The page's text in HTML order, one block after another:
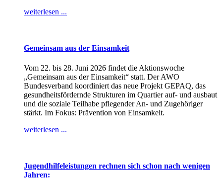
weiterlesen ...
Gemeinsam aus der Einsamkeit
Vom 22. bis 28. Juni 2026 findet die Aktionswoche
„Gemeinsam aus der Einsamkeit“ statt. Der AWO
Bundesverband koordiniert das neue Projekt GEPAQ, das
gesundheitsfördernde Strukturen im Quartier auf- und ausbaut
und die soziale Teilhabe pflegender An- und Zugehöriger
stärkt. Im Fokus: Prävention von Einsamkeit.
weiterlesen ...
Jugendhilfeleistungen rechnen sich schon nach wenigen
Jahren: